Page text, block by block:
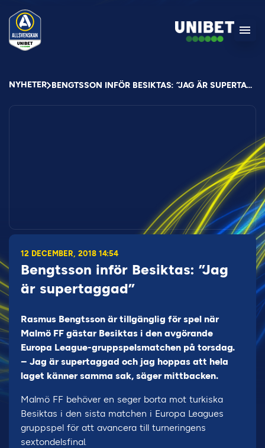
NYHETER BENGTSSON INFÖR BESIKTAS: ”JAG ÄR SUPERTAGGAD”
12 DECEMBER, 2018 14:54
Bengtsson inför Besiktas: ”Jag
är supertaggad”
Rasmus Bengtsson är tillgänglig för spel när
Malmö FF gästar Besiktas i den avgörande
Europa League-gruppspelsmatchen på torsdag.
– Jag är supertaggad och jag hoppas att hela
laget känner samma sak, säger mittbacken.
Malmö FF behöver en seger borta mot turkiska
Besiktas i den sista matchen i Europa Leagues
gruppspel för att avancera till turneringens
sextondelsfinal.